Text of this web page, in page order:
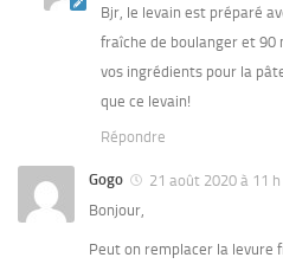
Bjr, le levain est préparé
fraîche de boulanger et 90
vos ingrédients pour la
que ce levain!
Répondre
Gogo
21 août 2020 à 11
Bonjour,
Peut on remplacer la levure